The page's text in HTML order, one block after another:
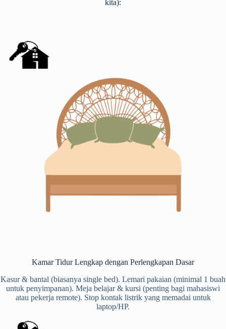
kita):
Kamar Tidur Lengkap dengan Perlengkapan Dasar
Kasur & bantal (biasanya single bed). Lemari pakaian (minimal 1 buah
untuk penyimpanan). Meja belajar & kursi (penting bagi mahasiswi
atau pekerja remote). Stop kontak listrik yang memadai untuk
laptop/HP.